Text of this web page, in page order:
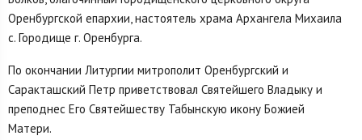
Оренбургской епархии, настоятель храма Архангела Михаила
с. Городище г. Оренбурга.
По окончании Литургии митрополит Оренбургский и
Саракташский Петр приветствовал Святейшего Владыку и
преподнес Его Святейшеству Табынскую икону Божией
Матери.